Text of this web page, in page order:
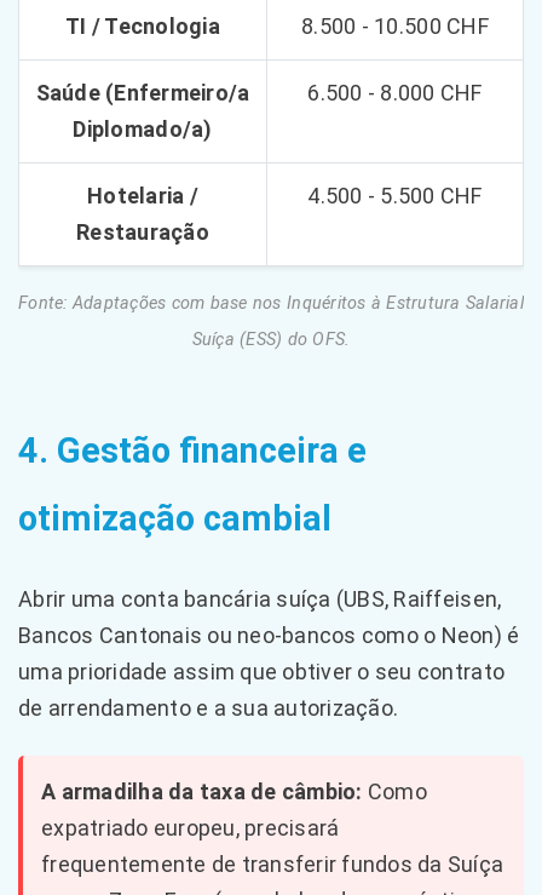
TI / Tecnologia 8.500 - 10.500 CHF
Saúde (Enfermeiro/a
Diplomado/a)
6.500 - 8.000 CHF
Hotelaria /
Restauração
4.500 - 5.500 CHF
Fonte: Adaptações com base nos Inquéritos à Estrutura Salarial
Suíça (ESS) do OFS.
4. Gestão financeira e
otimização cambial
Abrir uma conta bancária suíça (UBS, Raiffeisen,
Bancos Cantonais ou neo-bancos como o Neon) é
uma prioridade assim que obtiver o seu contrato
de arrendamento e a sua autorização.
A armadilha da taxa de câmbio: Como
expatriado europeu, precisará
frequentemente de transferir fundos da Suíça